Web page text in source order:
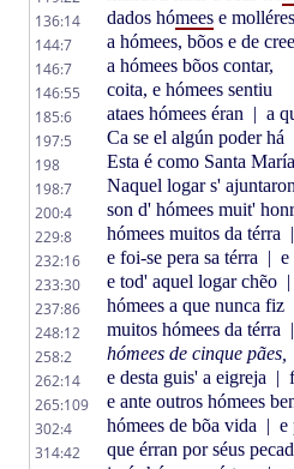
136:14 dados hómeese
144:7
a hómees, bõos e de
146:7
a hómees bõos contar,
146:55
coita, e hómees sentiu
185:6
ataes hómees éran | a
197:5
Ca se el algún poder há
198
Esta é como Santa
198:7
Naquel logar s' ajuntaron
200:4
son d' hómees muit'
229:8
hómees muitos da térra |
232:16
e foi-se pera sa térra | e
233:30 e tod' aquel logar chẽo |
237:86
hómees a que nunca fiz
248:12
muitos hómees da térra |
258:2
hómees de cinque pães,
262:14
e desta guis' a eigreja |
265:109
e ante outros hómees
302:4
hómees de bõa vida | e
314:42
que érran por séus